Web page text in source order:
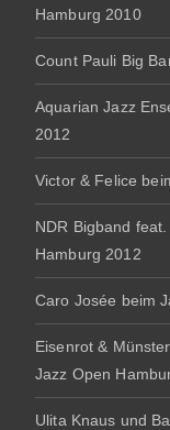
Hamburg 2010
Count Pauli Big
Aquarian Jazz
2012
Victor & Felice
NDR Bigband
Hamburg 2012
Caro Josée beim
Eisenrot &
Jazz Open
Ulita Knaus und